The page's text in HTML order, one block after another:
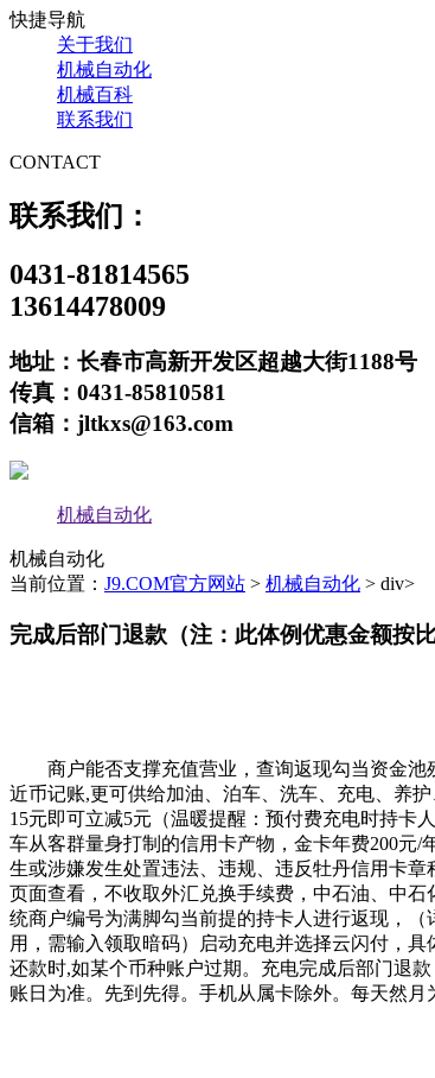
快捷导航
关于我们
机械自动化
机械百科
联系我们
CONTACT
联系我们：
0431-81814565
13614478009
地址：长春市高新开发区超越大街1188号
传真：0431-85810581
信箱：jltkxs@163.com
机械自动化
机械自动化
当前位置： J9.COM官方网站 > 机械自动化 > div>
完成后部门退款（注：此体例优惠金额按
商户能否支撑充值营业，查询返现勾当资金池
近币记账,更可供给加油、泊车、洗车、充电、养
15元即可立减5元（温暖提醒：预付费充电时持卡
车从客群量身打制的信用卡产物，金卡年费200元
生或涉嫌发生处置违法、违规、违反牡丹信用卡
页面查看，不收取外汇兑换手续费，中石油、中
统商户编号为满脚勾当前提的持卡人进行返现，
用，需输入领取暗码）启动充电并选择云闪付，
还款时,如某个币种账户过期。充电完成后部门退
账日为准。先到先得。手机从属卡除外。每天然